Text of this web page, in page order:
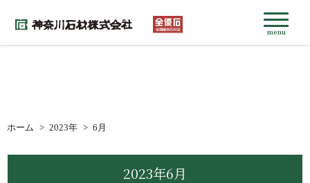
menu
ホーム 2023年 6月
2023年6月